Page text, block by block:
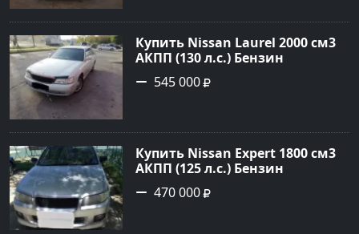
Авторынок23
Купить Nissan Laurel 2000 см3
АКПП (130 л.с.) Бензин
инжектор в Лабинск: цвет
Серебристый Седан 1999 года
Авторынок23
545 000
Купить Nissan Expert 1800 см3
АКПП (125 л.с.) Бензин
инжектор в Ейск: цвет
Серебристый Универсал 2002
470 000